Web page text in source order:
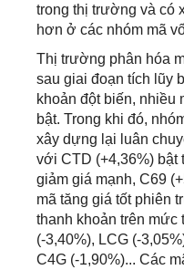
trong thị trường và có
hơn ở các nhóm mã
Thị trường phân hóa
sau giai đoạn tích lũy
khoản đột biến, nhiều
bật. Trong khi đó,
xây dựng lại luân
với CTD (+4,36%) bật
giảm giá mạnh, C69
mã tăng giá tốt phiên
thanh khoản trên mức
(-3,40%), LCG (-
C4G (-1,90%)... Các